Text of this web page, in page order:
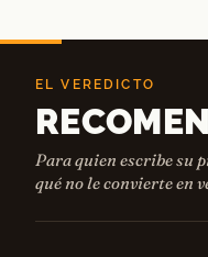
EL VEREDICTO
Para quien escribe su
qué no le convierte en